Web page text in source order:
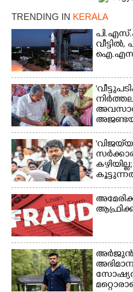
TRENDING IN KERALA
അർജുൻ